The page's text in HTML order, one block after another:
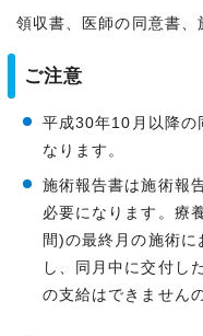
領収書、医師の同意書
ご注意
平成30年10月以降の
なります。
施術報告書は施術報
必要になります。療
間)の最終月の施術に
し、同月中に交付し
の支給はできません